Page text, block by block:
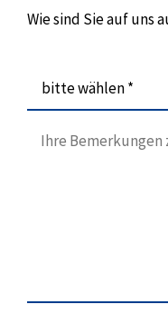
Wie sind Sie auf uns
bitte wählen *